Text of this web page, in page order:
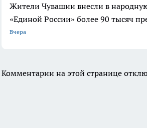
Жители Чувашии внесли в
«Единой России» более 90 тысяч
Вчера
Комментарии на этой странице